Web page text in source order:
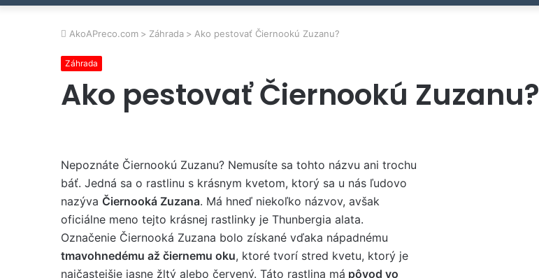
AkoAPreco.com > Záhrada > Ako pestovať Čiernookú Zuzanu?
Záhrada
Ako pestovať Čiernookú Zuzanu?
Nepoznáte Čiernookú Zuzanu? Nemusíte sa tohto názvu ani trochu
báť. Jedná sa o rastlinu s krásnym kvetom, ktorý sa u nás ľudovo
nazýva Čiernooká Zuzana. Má hneď niekoľko názvov, avšak
oficiálne meno tejto krásnej rastlinky je Thunbergia alata.
Označenie Čiernooká Zuzana bolo získané vďaka nápadnému
tmavohnedému až čiernemu oku, ktoré tvorí stred kvetu, ktorý je
najčastejšie jasne žltý alebo červený. Táto rastlina má pôvod vo